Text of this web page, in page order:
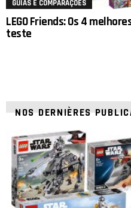
GUIAS E COMPARAÇÕES
LEGO Friends: Os 4
teste
NOS DERNIÈRES